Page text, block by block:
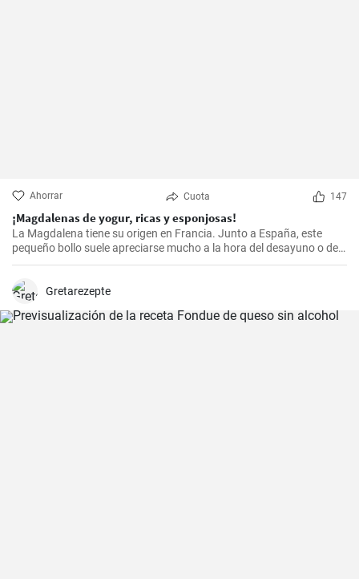
Ahorrar Cuota 147
¡Magdalenas de yogur, ricas y esponjosas!
La Magdalena tiene su origen en Francia. Junto a España, este
pequeño bollo suele apreciarse mucho a la hora del desayuno o de
la merienda. ¡Con la receta que os propongo hoy, vuestras
Gretarezepte